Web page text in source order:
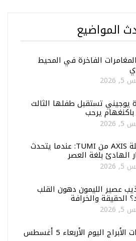
المواضيع
الفاخرة في المحيط
يوجيني تستقبل طفلها الثالث
يرحب
تشكيلة AXIS من TUMI: عندما يتحدث
الهادئ بلغة العصر
عصير الليمون دهون القلب
الحقيقة والخرافة
توقعـات الأبراج اليوم الأربعاء 5 أغسطس